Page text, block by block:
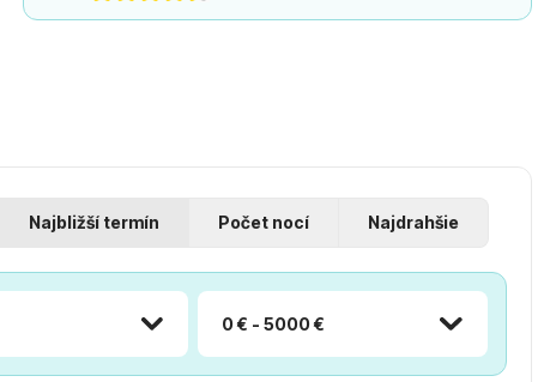
Najbližší termín Počet nocí Najdrahšie
0 € - 5000 €